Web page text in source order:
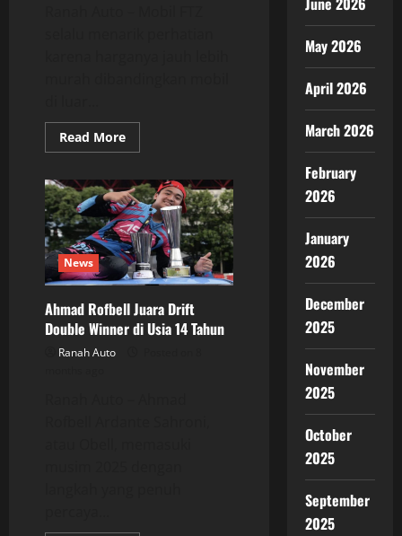
Read MoreRead
more
FTZ
Lebih
Murah,
Ini
Faktor-
Faktor
Utamanya
News
Ahmad Rofbell Juara Drift
Double Winner di Usia 14 Tahun
Ranah Auto
May 2026
April 2026
March 2026
February
2026
January
2026
December
2025
November
2025
October
2025
September
2025